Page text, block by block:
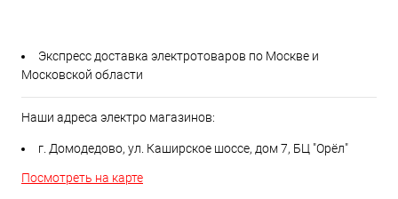
Экспресс доставка электротоваров по Москве и
Московской области
Наши адреса электро магазинов:
г. Домодедово, ул. Каширское шоссе, дом 7, БЦ "Орёл"
Посмотреть на карте